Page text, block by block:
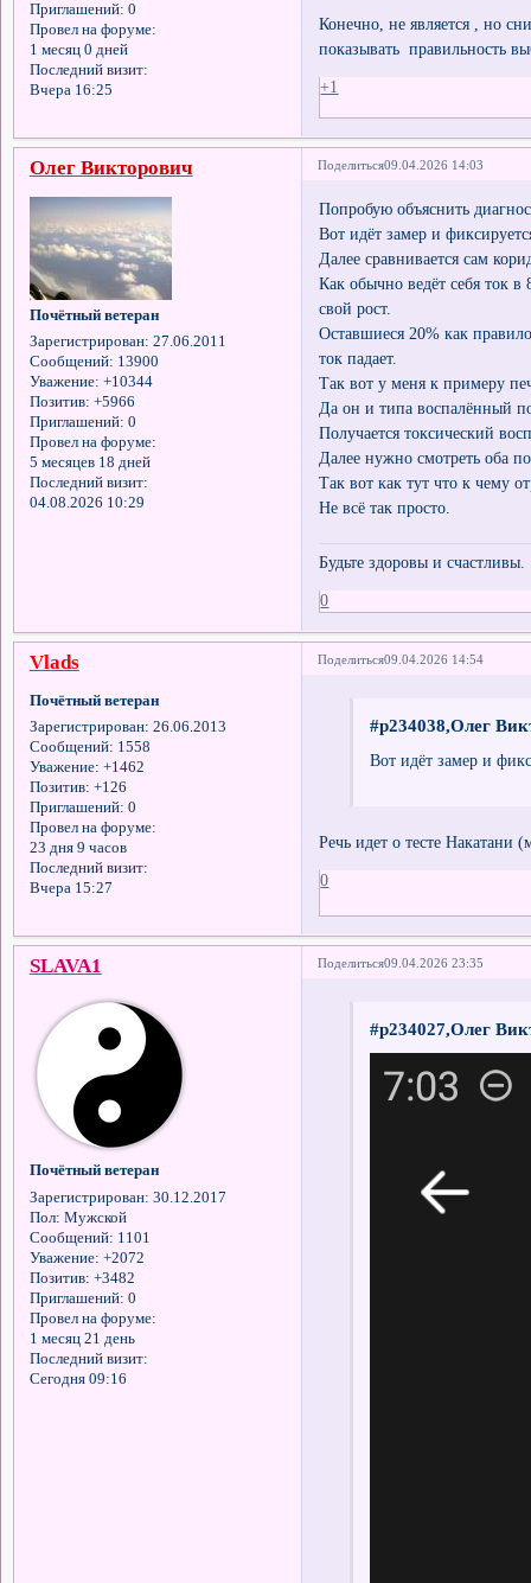
Приглашений: 0
Провел на форуме:
1 месяц 0 дней
Последний визит:
Вчера 16:25
Конечно, не является , но
показывать правильность
+1
Поделиться09.04.2026 14:03
Олег Викторович
Почётный ветеран
Зарегистрирован: 27.06.2011
Сообщений: 13900
Уважение: +10344
Позитив: +5966
Приглашений: 0
Провел на форуме:
5 месяцев 18 дней
Последний визит:
04.08.2026 10:29
Попробую объяснить
Вот идёт замер и
Далее сравнивается сам
Как обычно ведёт себя ток
свой рост.
Оставшиеся 20% как
ток падает.
Так вот у меня к примеру
Да он и типа воспалённый
Получается токсический
Далее нужно смотреть оба
Так вот как тут что к чему
Не всё так просто.
Будьте здоровы и счастливы.
0
Поделиться09.04.2026 14:54
Vlads
Почётный ветеран
Зарегистрирован: 26.06.2013
Сообщений: 1558
Уважение: +1462
Позитив: +126
Приглашений: 0
Провел на форуме:
23 дня 9 часов
Последний визит:
Вчера 15:27
#p234038,Олег
Вот идёт замер и
Речь идет о тесте Накатани
0
Поделиться09.04.2026 23:35
SLAVA1
Почётный ветеран
Зарегистрирован: 30.12.2017
Пол: Мужской
Сообщений: 1101
Уважение: +2072
Позитив: +3482
Приглашений: 0
Провел на форуме:
1 месяц 21 день
Последний визит:
Сегодня 09:16
#p234027,Олег